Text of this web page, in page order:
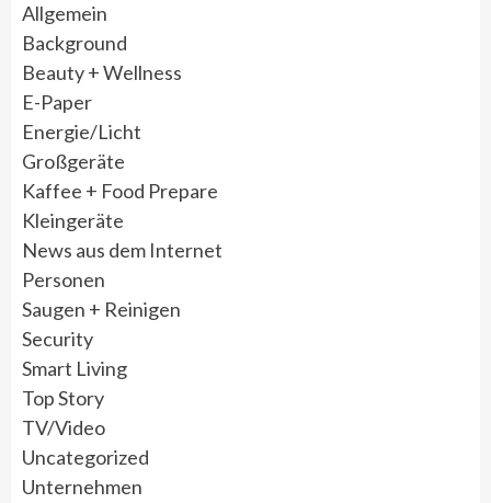
Allgemein
Background
Beauty + Wellness
E-Paper
Energie/Licht
Großgeräte
Kaffee + Food Prepare
Kleingeräte
News aus dem Internet
Personen
Saugen + Reinigen
Security
Smart Living
Top Story
TV/Video
Uncategorized
Unternehmen